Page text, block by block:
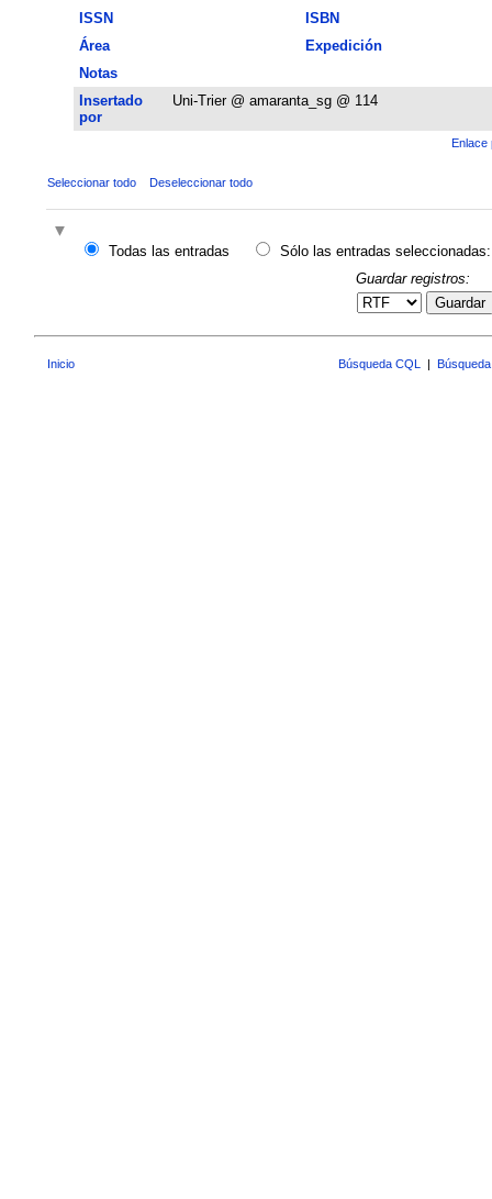
ISSN
ISBN
Área
Expedición
Notas
Insertado
por
Uni-Trier @ amaranta_sg @ 114
Enlace
Seleccionar todo Deseleccionar todo
Todas las entradas
Sólo las entradas seleccionadas:
Guardar registros:
Guardar
Inicio Búsqueda CQL